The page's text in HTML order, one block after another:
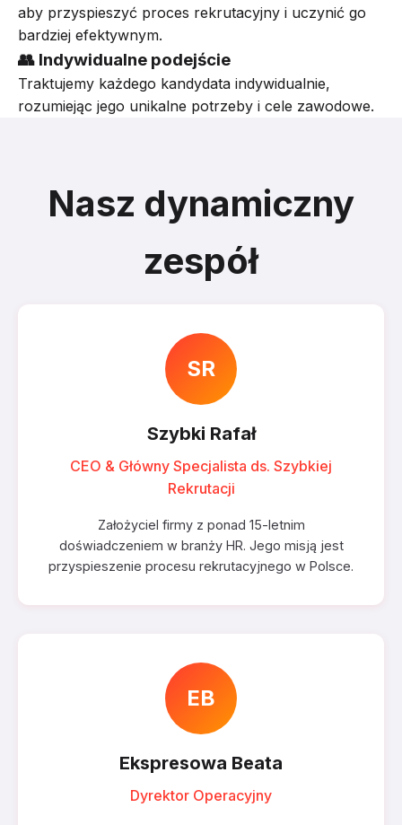
aby przyspieszyć proces rekrutacyjny i uczynić go
bardziej efektywnym.
👥 Indywidualne podejście
Traktujemy każdego kandydata indywidualnie,
rozumiejąc jego unikalne potrzeby i cele zawodowe.
Nasz dynamiczny
zespół
SR
Szybki Rafał
CEO & Główny Specjalista ds. Szybkiej
Rekrutacji
Założyciel firmy z ponad 15-letnim
doświadczeniem w branży HR. Jego misją jest
przyspieszenie procesu rekrutacyjnego w Polsce.
EB
Ekspresowa Beata
Dyrektor Operacyjny